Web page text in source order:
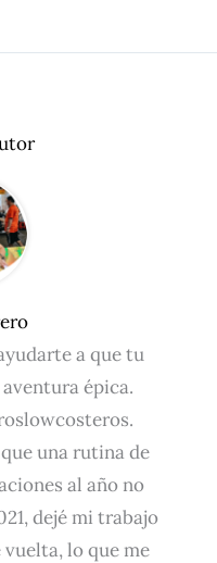
a que tu
épica.
una rutina de
al año no
dejé mi trabajo
lo que me